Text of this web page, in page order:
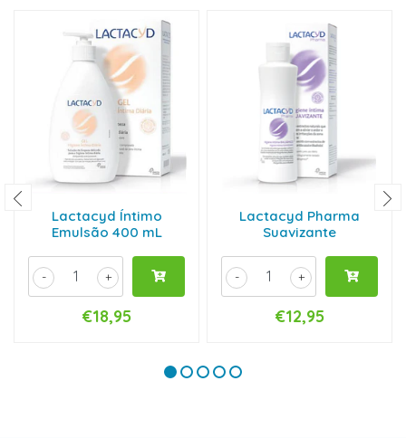
Lactacyd Íntimo
Emulsão 400 mL
+
-
€18,95
Lactacyd Pharma
Suavizante
+
-
€12,95